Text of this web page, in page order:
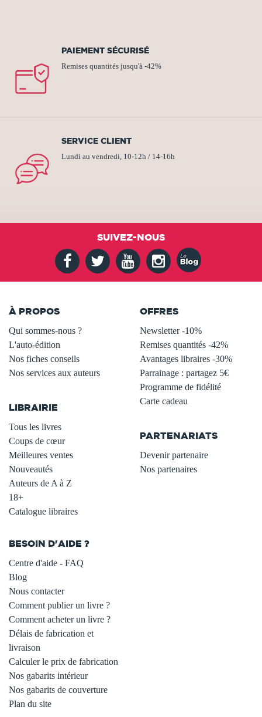
PAIEMENT SÉCURISÉ
Remises quantités jusqu'à -42%
SERVICE CLIENT
Lundi au vendredi, 10-12h / 14-16h
SUIVEZ-NOUS
À PROPOS
Qui sommes-nous ?
L'auto-édition
Nos fiches conseils
Nos services aux auteurs
LIBRAIRIE
Tous les livres
Coups de cœur
Meilleures ventes
Nouveautés
Auteurs de A à Z
18+
Catalogue libraires
OFFRES
Newsletter -10%
Remises quantités -42%
Avantages libraires -30%
Parrainage : partagez 5€
Programme de fidélité
Carte cadeau
PARTENARIATS
Devenir partenaire
Nos partenaires
BESOIN D'AIDE ?
Centre d'aide - FAQ
Blog
Nous contacter
Comment publier un livre ?
Comment acheter un livre ?
Délais de fabrication et
livraison
Calculer le prix de fabrication
Nos gabarits intérieur
Nos gabarits de couverture
Plan du site